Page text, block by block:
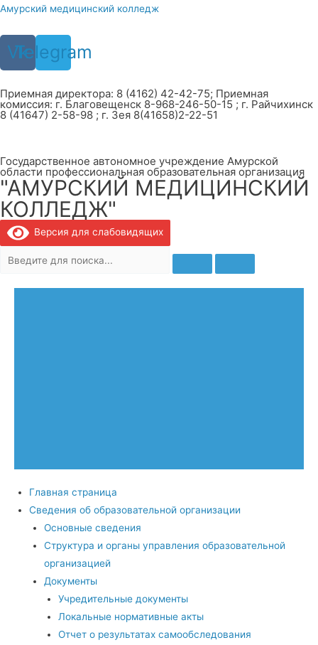
Перейти
содержимому
Амурский медицинский колледж
Vk
Telegram
Приемная директора: 8 (4162) 42-42-75; Приемная
комиссия: г. Благовещенск 8-968-246-50-15 ; г. Райчихинск
8 (41647) 2-58-98 ; г. Зея 8(41658)2-22-51
Государственное автономное учреждение Амурской
области профессиональная образовательная организация
"АМУРСКИЙ МЕДИЦИНСКИЙ
КОЛЛЕДЖ"
Версия для слабовидящих
Главная страница
Сведения об образовательной организации
Основные сведения
Структура и органы управления образовательной
организацией
Документы
Учредительные документы
Локальные нормативные акты
Отчет о результатах самообследования